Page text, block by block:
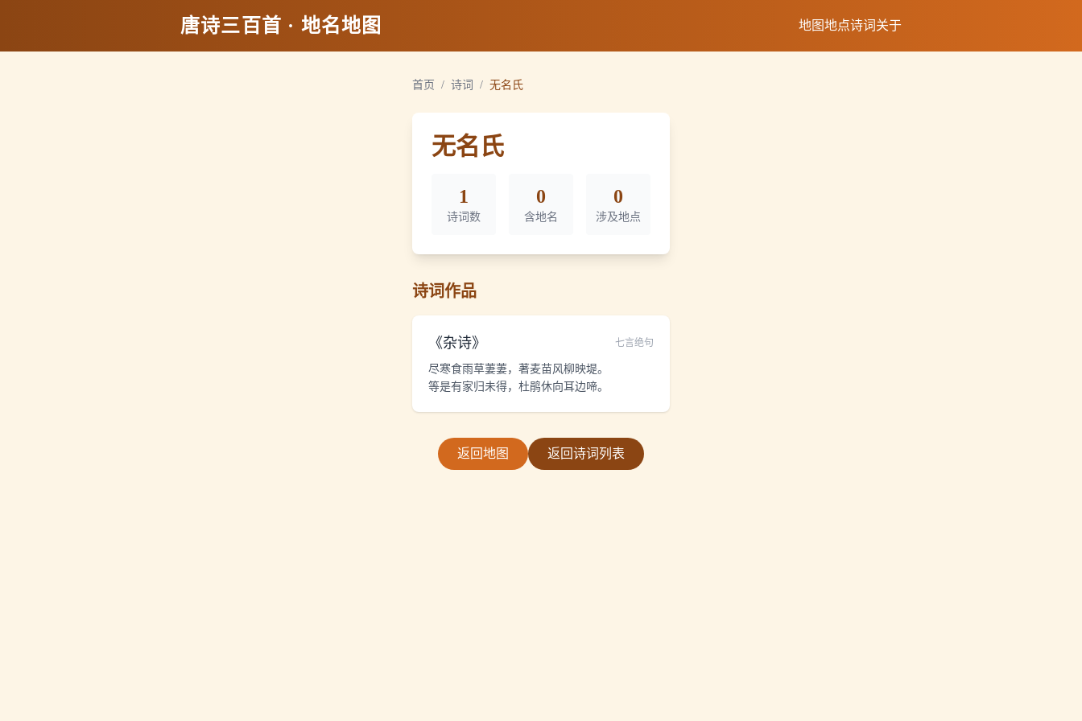
唐诗三百首 · 地名地图 地图地点诗词 关于
首页 / 诗词 / 无名氏
无名氏
1
诗词数
0
含地名
0
涉及地点
诗词作品
《杂诗》 七言绝句
尽寒食雨草萋萋，著麦苗风柳映堤。
等是有家归未得，杜鹃休向耳边啼。
返回地图 返回诗词列表